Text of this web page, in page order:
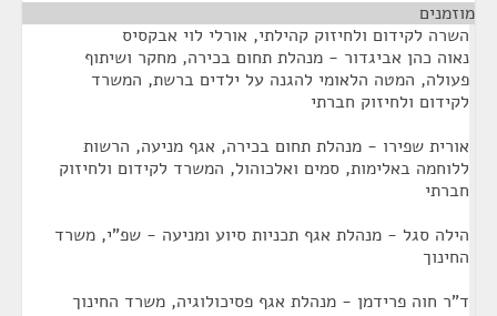
מוזמנים
השרה לקידום ולחיזוק קהילתי, אורלי לוי אבקסיס
נאוה כהן אביגדור - מנהלת תחום בכירה, מחקר ושיתוף
פעולה, המטה הלאומי להגנה על ילדים ברשת, המשרד
לקידום ולחיזוק חברתי
אורית שפירו - מנהלת תחום בכירה, אגף מניעה, הרשות
ללוחמה באלימות, סמים ואלכוהול, המשרד לקידום ולחיזוק
חברתי
הילה סגל - מנהלת אגף תכניות סיוע ומניעה - שפ"י, משרד
החינוך
ד"ר חוה פרידמן - מנהלת אגף פסיכולוגיה, משרד החינוך